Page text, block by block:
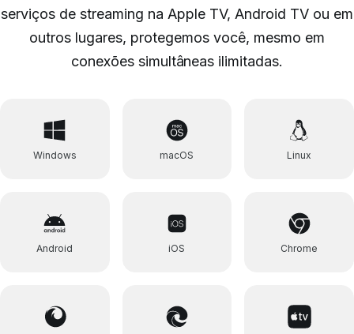
serviços de streaming na Apple TV, Android TV ou em
outros lugares, protegemos você, mesmo em
conexões simultâneas ilimitadas.
Windows macOS Linux
Android iOS Chrome